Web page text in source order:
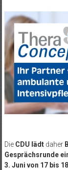
Die CDU lädtdaher
Gesprächsrunde
3. Juni von 17 bis